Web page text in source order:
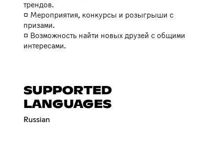
трендов.
◻️ Мероприятия, конкурсы и розыгрыши с
призами.
◻️ Возможность найти новых друзей с общими
интересами.
SUPPORTED
LANGUAGES
Russian